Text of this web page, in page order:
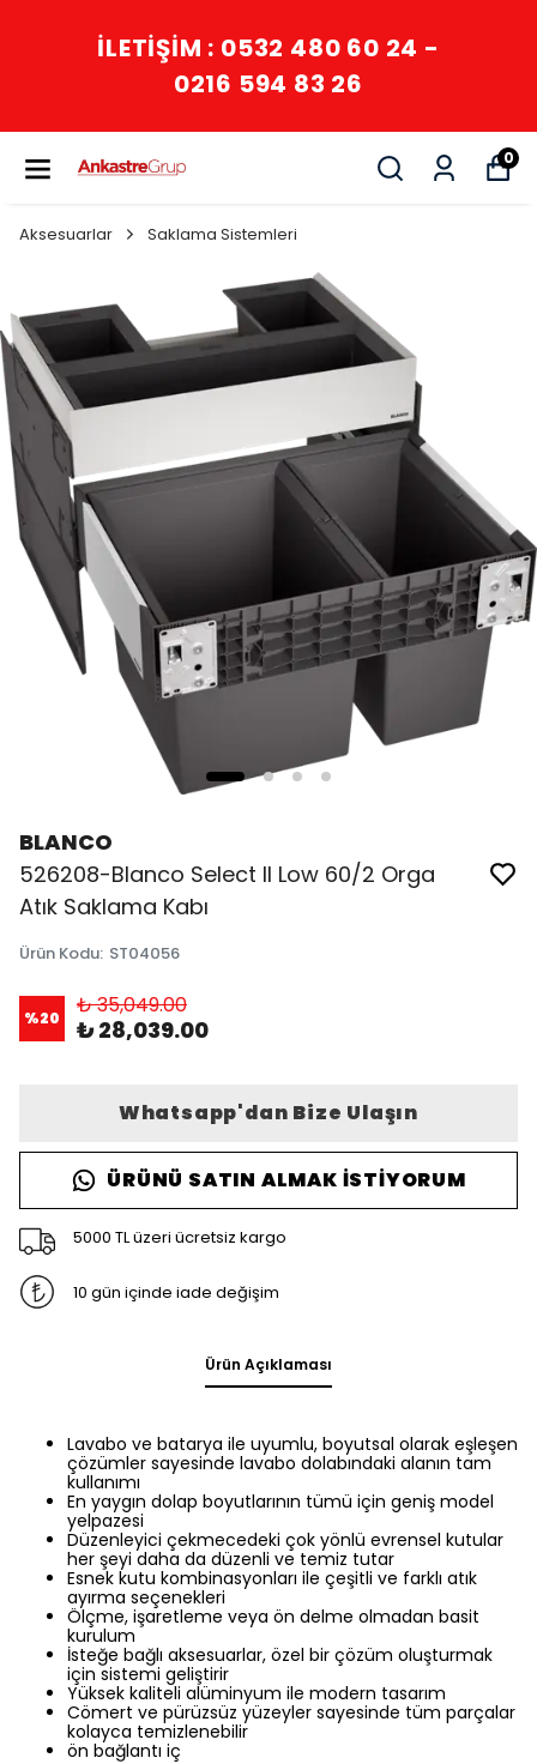
İLETİŞİM : 0532 480 60 24 -
0216 594 83 26
0
Aksesuarlar Saklama Sistemleri
BLANCO
526208-Blanco Select II Low 60/2 Orga
Atık Saklama Kabı
Ürün Kodu: ST04056
%20 ₺ 35,049.00
₺ 28,039.00
Whatsapp'dan Bize Ulaşın
ÜRÜNÜ SATIN ALMAK İSTIYORUM
5000 TL üzeri ücretsiz kargo
10 gün içinde iade değişim
Ürün Açıklaması
Lavabo ve batarya ile uyumlu, boyutsal olarak eşleşen
çözümler sayesinde lavabo dolabındaki alanın tam
kullanımı
En yaygın dolap boyutlarının tümü için geniş model
yelpazesi
Düzenleyici çekmecedeki çok yönlü evrensel kutular
her şeyi daha da düzenli ve temiz tutar
Esnek kutu kombinasyonları ile çeşitli ve farklı atık
ayırma seçenekleri​
Ölçme, işaretleme veya ön delme olmadan basit
kurulum
İsteğe bağlı aksesuarlar, özel bir çözüm oluşturmak
için sistemi geliştirir
Yüksek kaliteli alüminyum ile modern tasarım
Cömert ve pürüzsüz yüzeyler sayesinde tüm parçalar
kolayca temizlenebilir
ön bağlantı iç